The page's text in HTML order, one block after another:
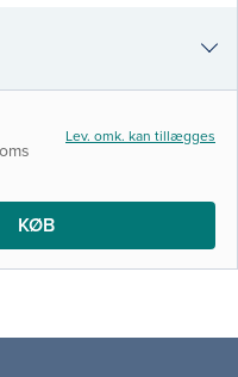
der vil speciali
Lev. omk. kan tillægges
KØB